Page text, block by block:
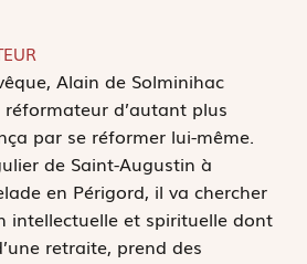
Alain de Solminihac
d’autant plus
par se réformer lui-même.
de Saint-Augustin à
en Périgord, il va chercher
intellectuelle et spirituelle dont
retraite, prend des